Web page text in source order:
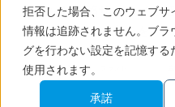
拒否した場合、このウェブサ
情報は追跡されません。ブラ
グを行わない設定を記憶す
使用されます。
承諾
ブランド戦略サーベイの
モチベーション向上を
2018.07.14